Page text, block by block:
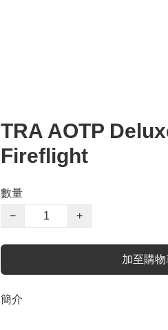
TRA AOTP
Fireflight
數量
−
+
加至購物
簡介